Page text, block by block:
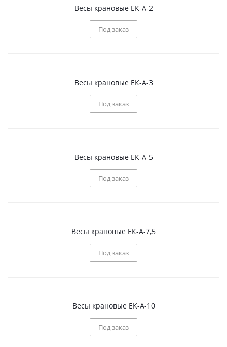
Весы крановые ЕК-А-2
Под заказ
Весы крановые ЕК-А-3
Под заказ
Весы крановые ЕК-А-5
Под заказ
Весы крановые ЕК-А-7,5
Под заказ
Весы крановые ЕК-А-10
Под заказ